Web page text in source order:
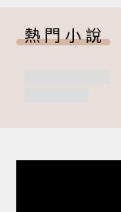
熱門小說